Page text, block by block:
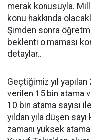
merak konusuyla.
konu hakkında
Şimden sonra
beklenti olmaması
detaylar..
Geçtiğimiz yıl
verilen 15 bin atama
10 bin atama sayısı
yıldan yıla düşen
zamanı yüksek